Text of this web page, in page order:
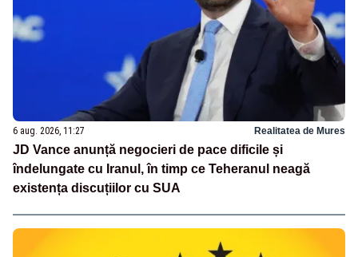
6 aug. 2026, 11:27 Realitatea de Mures
JD Vance anunță negocieri de pace dificile și
îndelungate cu Iranul, în timp ce Teheranul neagă
existența discuțiilor cu SUA